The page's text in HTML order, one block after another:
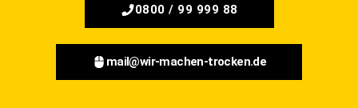
0800 / 99 999 88
mail@wir-machen-trocken.de